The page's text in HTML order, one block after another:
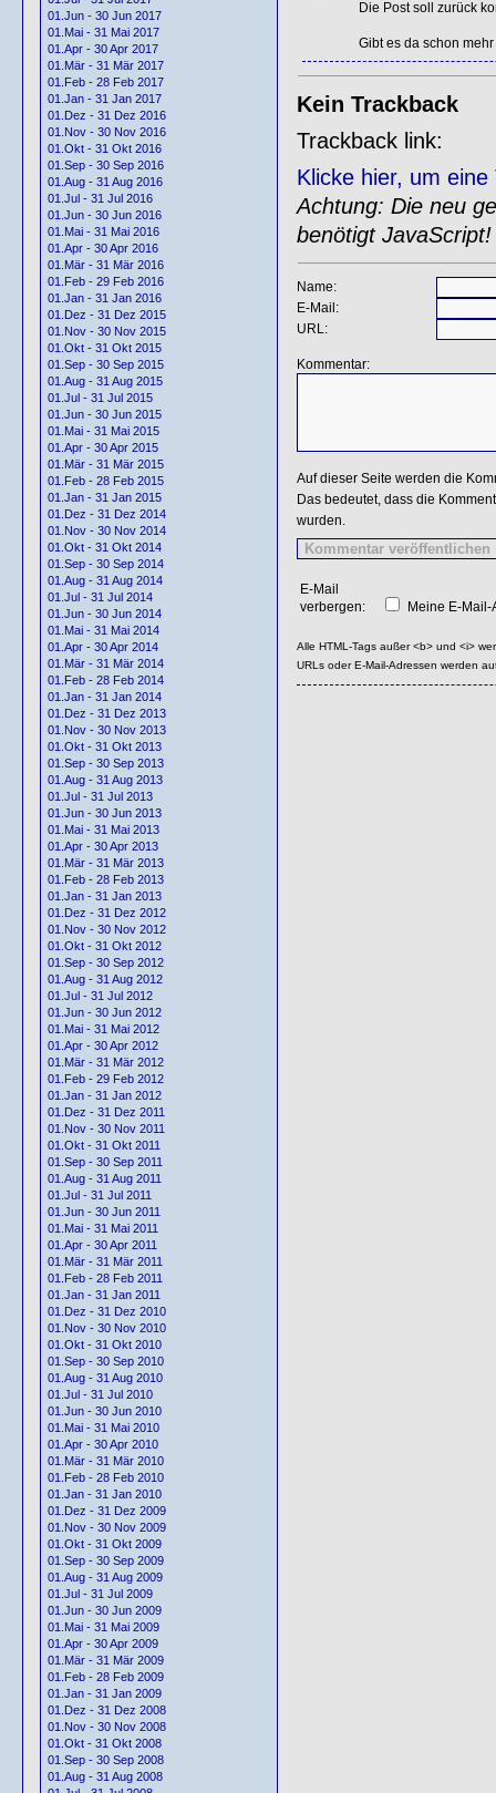
01.Jun - 30 Jun 2017
01.Mai - 31 Mai 2017
01.Apr - 30 Apr 2017
01.Mär - 31 Mär 2017
01.Feb - 28 Feb 2017
01.Jan - 31 Jan 2017
01.Dez - 31 Dez 2016
01.Nov - 30 Nov 2016
01.Okt - 31 Okt 2016
01.Sep - 30 Sep 2016
01.Aug - 31 Aug 2016
01.Jul - 31 Jul 2016
01.Jun - 30 Jun 2016
01.Mai - 31 Mai 2016
01.Apr - 30 Apr 2016
01.Mär - 31 Mär 2016
01.Feb - 29 Feb 2016
01.Jan - 31 Jan 2016
01.Dez - 31 Dez 2015
01.Nov - 30 Nov 2015
01.Okt - 31 Okt 2015
01.Sep - 30 Sep 2015
01.Aug - 31 Aug 2015
01.Jul - 31 Jul 2015
01.Jun - 30 Jun 2015
01.Mai - 31 Mai 2015
01.Apr - 30 Apr 2015
01.Mär - 31 Mär 2015
01.Feb - 28 Feb 2015
01.Jan - 31 Jan 2015
01.Dez - 31 Dez 2014
01.Nov - 30 Nov 2014
01.Okt - 31 Okt 2014
01.Sep - 30 Sep 2014
01.Aug - 31 Aug 2014
01.Jul - 31 Jul 2014
01.Jun - 30 Jun 2014
01.Mai - 31 Mai 2014
01.Apr - 30 Apr 2014
01.Mär - 31 Mär 2014
01.Feb - 28 Feb 2014
01.Jan - 31 Jan 2014
01.Dez - 31 Dez 2013
01.Nov - 30 Nov 2013
01.Okt - 31 Okt 2013
01.Sep - 30 Sep 2013
01.Aug - 31 Aug 2013
01.Jul - 31 Jul 2013
01.Jun - 30 Jun 2013
01.Mai - 31 Mai 2013
01.Apr - 30 Apr 2013
01.Mär - 31 Mär 2013
01.Feb - 28 Feb 2013
01.Jan - 31 Jan 2013
01.Dez - 31 Dez 2012
01.Nov - 30 Nov 2012
01.Okt - 31 Okt 2012
01.Sep - 30 Sep 2012
01.Aug - 31 Aug 2012
01.Jul - 31 Jul 2012
01.Jun - 30 Jun 2012
01.Mai - 31 Mai 2012
01.Apr - 30 Apr 2012
01.Mär - 31 Mär 2012
01.Feb - 29 Feb 2012
01.Jan - 31 Jan 2012
01.Dez - 31 Dez 2011
01.Nov - 30 Nov 2011
01.Okt - 31 Okt 2011
01.Sep - 30 Sep 2011
01.Aug - 31 Aug 2011
01.Jul - 31 Jul 2011
01.Jun - 30 Jun 2011
01.Mai - 31 Mai 2011
01.Apr - 30 Apr 2011
01.Mär - 31 Mär 2011
01.Feb - 28 Feb 2011
01.Jan - 31 Jan 2011
01.Dez - 31 Dez 2010
01.Nov - 30 Nov 2010
01.Okt - 31 Okt 2010
01.Sep - 30 Sep 2010
01.Aug - 31 Aug 2010
01.Jul - 31 Jul 2010
01.Jun - 30 Jun 2010
01.Mai - 31 Mai 2010
01.Apr - 30 Apr 2010
01.Mär - 31 Mär 2010
01.Feb - 28 Feb 2010
01.Jan - 31 Jan 2010
01.Dez - 31 Dez 2009
01.Nov - 30 Nov 2009
01.Okt - 31 Okt 2009
01.Sep - 30 Sep 2009
01.Aug - 31 Aug 2009
01.Jul - 31 Jul 2009
01.Jun - 30 Jun 2009
01.Mai - 31 Mai 2009
01.Apr - 30 Apr 2009
01.Mär - 31 Mär 2009
01.Feb - 28 Feb 2009
01.Jan - 31 Jan 2009
01.Dez - 31 Dez 2008
01.Nov - 30 Nov 2008
01.Okt - 31 Okt 2008
01.Sep - 30 Sep 2008
01.Aug - 31 Aug 2008
Die Post soll zurück
Gibt es da schon
Kein Trackback
Trackback link:
Klicke hier, um
Achtung: Die neu
benötigt JavaScript!
Name:
E-Mail:
URL:
Kommentar:
Auf dieser Seite werden die
Das bedeutet, dass die
wurden.
E-Mail
verbergen:
Meine E-
Alle HTML-Tags außer <b> und <i>
URLs oder E-Mail-Adressen werden